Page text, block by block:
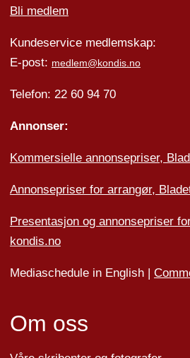
Bli medlem
Kundeservice medlemskap:
E-post: medlem@kondis.no
Telefon: 22 60 94 70
Annonser:
Kommersielle annonsepriser,
Annonsepriser for arrangør,
Presentasjon og annonsepriser
kondis.no
Mediaschedule in English |
Om oss